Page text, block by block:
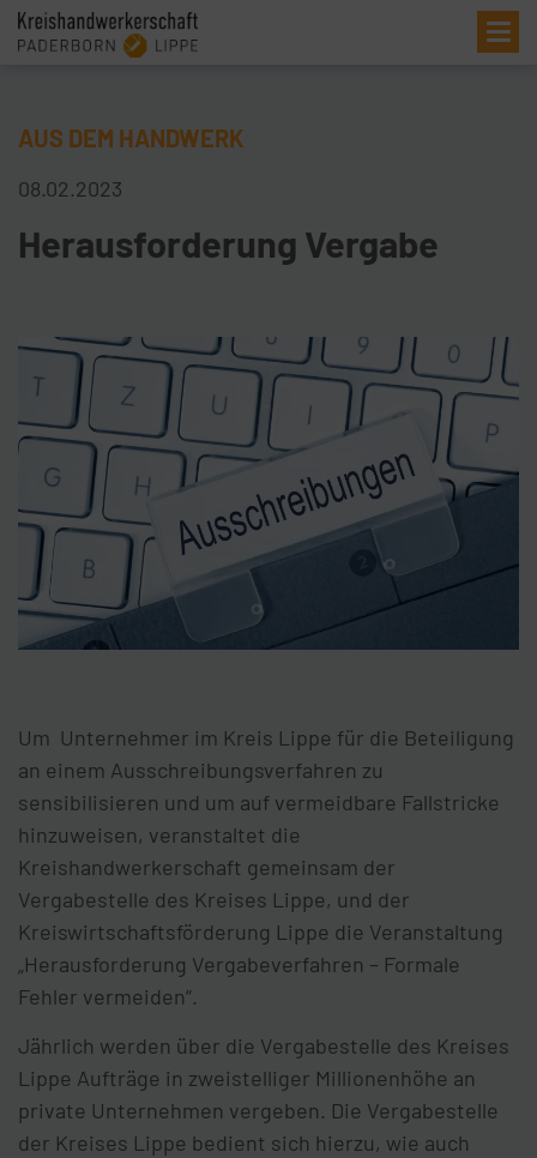
AUS DEM HANDWERK
08.02.2023
Herausforderung Vergabe
Um Unternehmer im Kreis Lippe für die Beteiligung
an einem Ausschreibungsverfahren zu
sensibilisieren und um auf vermeidbare Fallstricke
hinzuweisen, veranstaltet die
Kreishandwerkerschaft gemeinsam der
Vergabestelle des Kreises Lippe, und der
Kreiswirtschaftsförderung Lippe die Veranstaltung
„Herausforderung Vergabeverfahren – Formale
Fehler vermeiden“.
Jährlich werden über die Vergabestelle des Kreises
Lippe Aufträge in zweistelliger Millionenhöhe an
private Unternehmen vergeben. Die Vergabestelle
der Kreises Lippe bedient sich hierzu, wie auch